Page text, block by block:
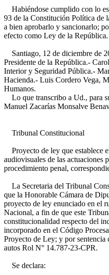
Habiéndose cumplido con lo
93 de la Constitución Política de
a bien aprobarlo y sancionarlo;
efecto como Ley de la República.
Santiago, 12 de diciembre de
Presidente de la República.-
Interior y Seguridad Pública.-
Hacienda.- Luis Cordero Vega,
Humanos.
Lo que transcribo a Ud., para
Manuel Zacarías Monsalve
Tribunal Constitucional
Proyecto de ley que establece
audiovisuales de las actuaciones
procedimiento penal,
La Secretaria del Tribunal
que la Honorable Cámara de
proyecto de ley enunciado en el
Nacional, a fin de que este
constitucionalidad respecto del
incorporado en el Código
Proyecto de Ley; y por sentencia
autos Rol N° 14.787-23-CPR.
Se declara: